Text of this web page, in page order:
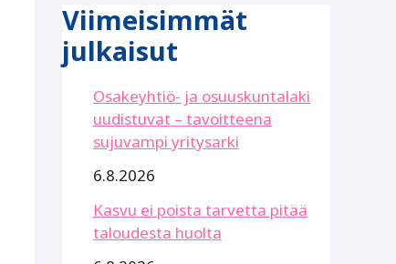
Viimeisimmät
julkaisut
Osakeyhtiö- ja osuuskuntalaki
uudistuvat – tavoitteena
sujuvampi yritysarki
6.8.2026
Kasvu ei poista tarvetta pitää
taloudesta huolta